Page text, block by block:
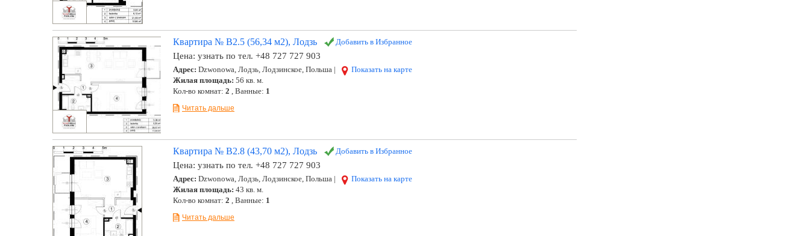
Добавить в Избранное
Квартира № B2.5 (56,34 м2), Лодзь
Цена: узнать по тел. +48 727 727 903
Адрес: Dzwonowa, Лодзь, Лодзинское, Польша |
Показать на карте
Жилая площадь: 56 кв. м.
Кол-во комнат: 2 , Ванные: 1
Читать дальше
Добавить в Избранное
Квартира № B2.8 (43,70 м2), Лодзь
Цена: узнать по тел. +48 727 727 903
Адрес: Dzwonowa, Лодзь, Лодзинское, Польша |
Показать на карте
Жилая площадь: 43 кв. м.
Кол-во комнат: 2 , Ванные: 1
Читать дальше